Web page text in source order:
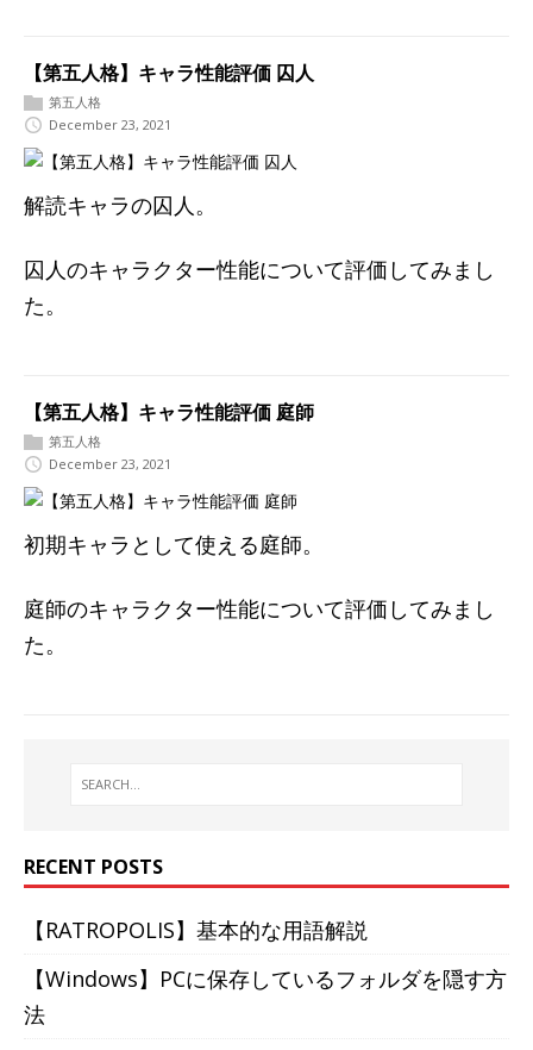
【第五人格】キャラ性能評価 囚人
第五人格
December 23, 2021
解読キャラの囚人。
囚人のキャラクター性能について評価してみまし
た。
【第五人格】キャラ性能評価 庭師
第五人格
December 23, 2021
初期キャラとして使える庭師。
庭師のキャラクター性能について評価してみまし
た。
RECENT POSTS
【RATROPOLIS】基本的な用語解説
【Windows】PCに保存しているフォルダを隠す方
法